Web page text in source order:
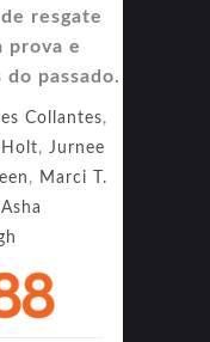
resgate
prova e
passado.
Collantes,
, Jurnee
, Marci T.